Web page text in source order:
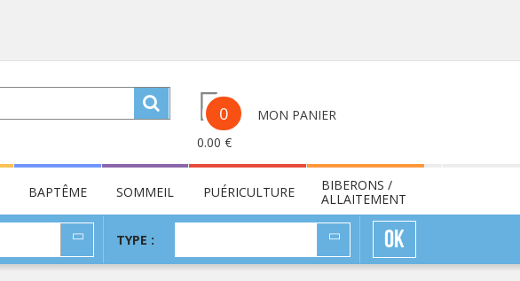
0
MON PANIER
0.00 €
BAPTÊME SOMMEIL PUÉRICULTURE
BIBERONS /
ALLAITEMENT
TYPE : OK